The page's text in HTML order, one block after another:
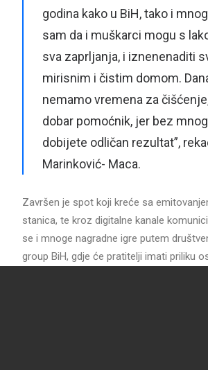
godina kako u BiH, tako i
sam da i muškarci mogu s
sva zaprljanja, i iznenenaditi
mirisnim i čistim domom.
nemamo vremena za
dobar pomoćnik, jer bez
dobijete odličan rezultat”,
Marinković- Maca.
Završen je spot koji kreće sa
stanica, te kroz digitalne kanale
se i mnoge nagradne igre putem
group BiH, gdje će pratitelji imati priliku